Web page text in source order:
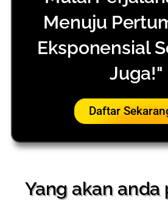
Menuju
Eksponensial
Juga!"
Daftar
Yang akan anda